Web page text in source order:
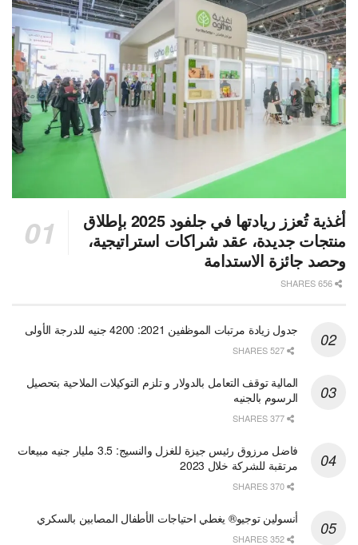
أغذية تُعزز ريادتها في جلفود 2025 بإطلاق
منتجات جديدة، عقد شراكات استراتيجية،
وحصد جائزة الاستدامة
جدول زيادة مرتبات الموظفين 2021: 4200 جنيه للدرجة الأولى
المالية توقف التعامل بالدولار و تلزم التوكيلات الملاحية بتحصيل
الرسوم بالجنيه
فاضل مرزوق رئيس جيزة للغزل والنسيج: 3.5 مليار جنيه مبيعات
مرتقبة للشركة خلال 2023
أنسولين توجيو® يغطي احتياجات الأطفال المصابين بالسكري